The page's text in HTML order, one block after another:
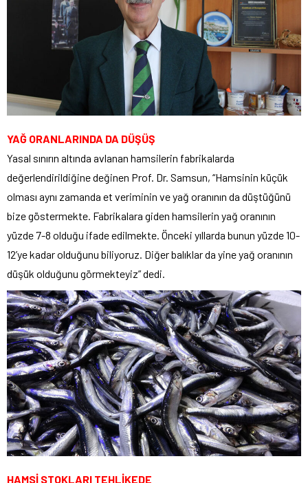
YAĞ ORANLARINDA DA DÜŞÜŞ
Yasal sınırın altında avlanan hamsilerin fabrikalarda
değerlendirildiğine değinen Prof. Dr. Samsun, “Hamsinin küçük
olması aynı zamanda et veriminin ve yağ oranının da düştüğünü
bize göstermekte. Fabrikalara giden hamsilerin yağ oranının
yüzde 7-8 olduğu ifade edilmekte. Önceki yıllarda bunun yüzde 10-
12’ye kadar olduğunu biliyoruz. Diğer balıklar da yine yağ oranının
düşük olduğunu görmekteyiz” dedi.
HAMSİ STOKLARI TEHLİKEDE